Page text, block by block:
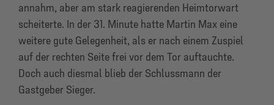
annahm, aber am stark reagierenden Heimtorwart
scheiterte. In der 31. Minute hatte Martin Max eine
weitere gute Gelegenheit, als er nach einem Zuspiel
auf der rechten Seite frei vor dem Tor auftauchte.
Doch auch diesmal blieb der Schlussmann der
Gastgeber Sieger.